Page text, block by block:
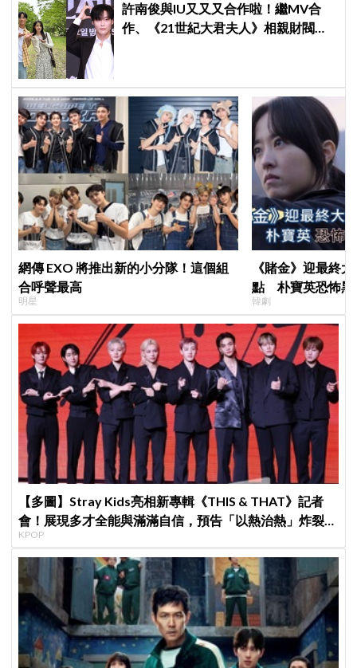
許南俊與IU又又又合作啦！繼MV合
作、《21世紀大君夫人》相親財閥男
網傳 EXO 將推出新的小分隊！這個組
合呼聲最高
明星
《賭金》迎最終
點 朴寶英恐怖黑
韓劇
【多圖】Stray Kids亮相新專輯《THIS & THAT》記者
會！展現多才全能與滿滿自信，預告「以熱治熱」炸裂夏
日音樂圈
KPOP